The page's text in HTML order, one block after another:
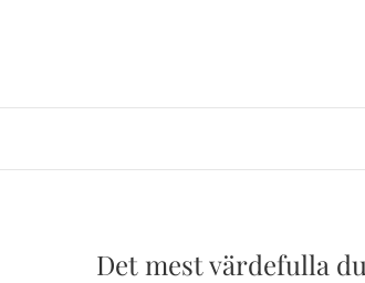
Det mest värdefulla